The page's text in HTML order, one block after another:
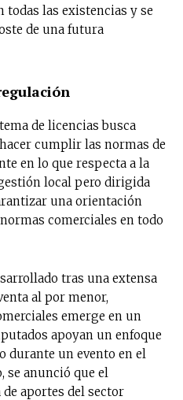
todas las existencias y se
de una futura
de licencias busca
cumplir las normas de
en lo que respecta a la
local pero dirigida
una orientación
comerciales en todo
tras una extensa
al por menor,
emerge en un
apoyan un enfoque
durante un evento en el
se anunció que el
aportes del sector